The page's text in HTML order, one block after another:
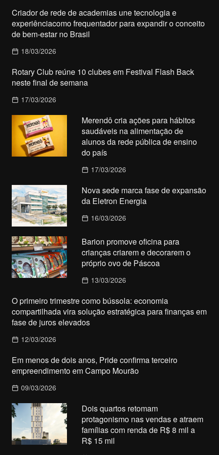
Criador de rede de academias une tecnologia e
experiênciacomo frequentador para expandir o conceito
de bem-estar no Brasil
18/03/2026
Rotary Club reúne 10 clubes em Festival Flash Back
neste final de semana
17/03/2026
Merendô cria ações para hábitos
saudáveis na alimentação de
alunos da rede pública de ensino
do país
17/03/2026
Nova sede marca fase de expansão
da Eletron Energia
16/03/2026
Barion promove oficina para
crianças criarem e decorarem o
próprio ovo de Páscoa
13/03/2026
O primeiro trimestre como bússola: economia
compartilhada vira solução estratégica para finanças em
fase de juros elevados
12/03/2026
Em menos de dois anos, Pride confirma terceiro
empreendimento em Campo Mourão
09/03/2026
Dois quartos retomam
protagonismo nas vendas e atraem
famílias com renda de R$ 8 mil a
R$ 15 mil